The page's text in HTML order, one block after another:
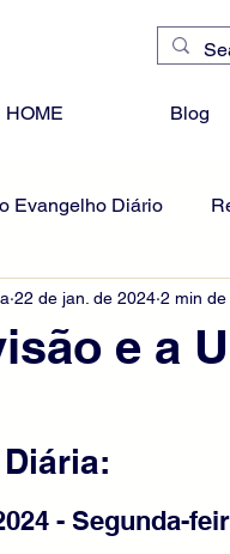
HOME Blog
Evangelho Diário
e a
22 de jan. de 2024 2 min de
- Segunda-